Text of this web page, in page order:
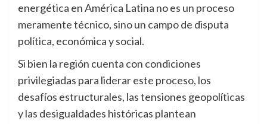
energética en América Latina no es un proceso
meramente técnico, sino un campo de disputa
política, económica y social.
Si bien la región cuenta con condiciones
privilegiadas para liderar este proceso, los
desafíos estructurales, las tensiones geopolíticas
y las desigualdades históricas plantean